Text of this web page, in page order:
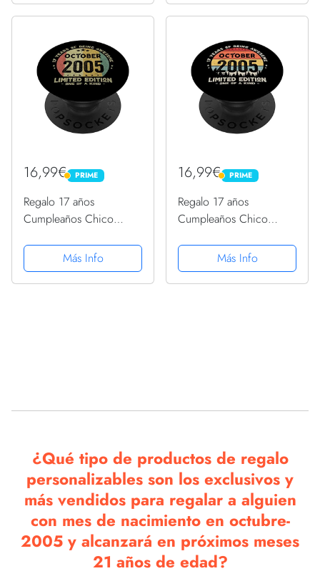
16,99€ PRIME
PRIME
Regalo 17 años
Cumpleaños Chico
PopSockets PopGrip
Intercambiable
Más Info
16,99€ PRIME
PRIME
Regalo 17 años
Cumpleaños Chico
PopSockets PopGrip
Intercambiable
Más Info
¿Qué tipo de productos de regalo
personalizables son los exclusivos y
más vendidos para regalar a alguien
con mes de nacimiento en octubre-
2005 y alcanzará en próximos meses
21 años de edad?